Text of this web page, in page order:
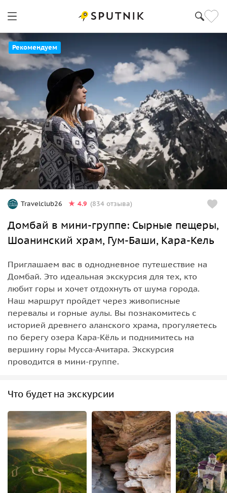
Рекомендуем
Travelclub26 4.9 (834 отзыва)
Домбай в мини-группе: Сырные пещеры,
Шоанинский храм, Гум-Баши, Кара-Кель
Приглашаем вас в однодневное путешествие на
Домбай. Это идеальная экскурсия для тех, кто
любит горы и хочет отдохнуть от шума города.
Наш маршрут пройдет через живописные
перевалы и горные аулы. Вы познакомитесь с
историей древнего аланского храма, прогуляетесь
по берегу озера Кара-Кёль и поднимитесь на
вершину горы Мусса-Ачитара. Экскурсия
проводится в мини-группе.
Что будет на экскурсии